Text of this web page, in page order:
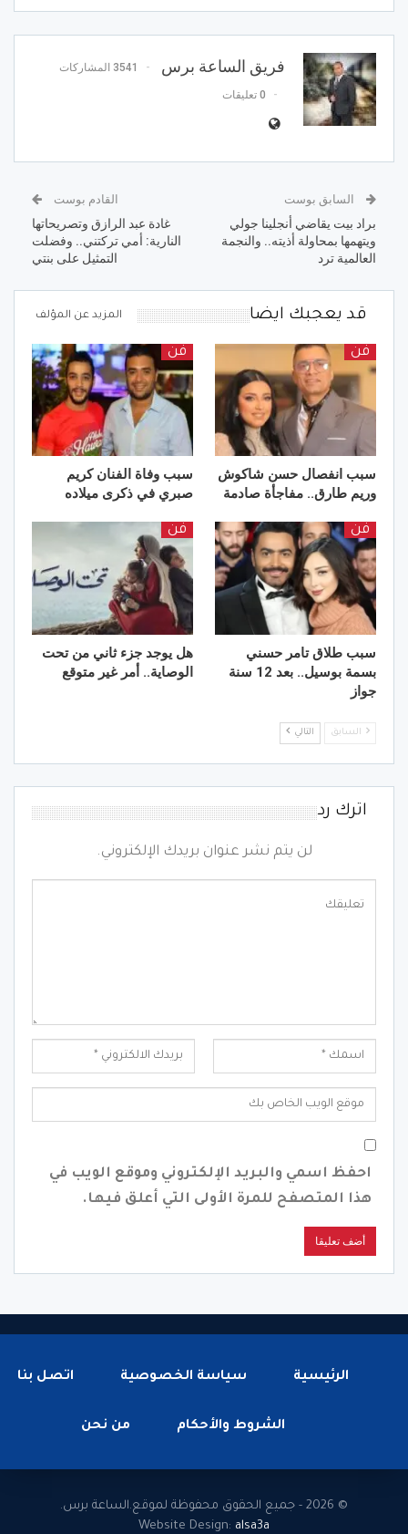
فريق الساعة برس 3541 المشاركات
0 تعليقات
السابق بوست
براد بيت يقاضي أنجلينا جولي
ويتهمها بمحاولة أذيته.. والنجمة
العالمية ترد
القادم بوست
غادة عبد الرازق وتصريحاتها
النارية: أمي تركتني.. وفضلت
التمثيل على بنتي
قد يعجبك ايضا المزيد عن المؤلف
فن
سبب انفصال حسن شاكوش
وريم طارق.. مفاجأة صادمة
فن
سبب وفاة الفنان كريم
صبري في ذكرى ميلاده
فن
سبب طلاق تامر حسني
بسمة بوسيل.. بعد 12 سنة
جواز
فن
هل يوجد جزء ثاني من تحت
الوصاية.. أمر غير متوقع
السابق التالي
اترك رد
لن يتم نشر عنوان بريدك الإلكتروني.
احفظ اسمي والبريد الإلكتروني وموقع الويب في
هذا المتصفح للمرة الأولى التي أعلق فيها.
الرئيسية سياسة الخصوصية اتصل بنا
الشروط والأحكام من نحن
© 2026 - جميع الحقوق محفوظة لموقع.الساعة برس.
Website Design: alsa3a